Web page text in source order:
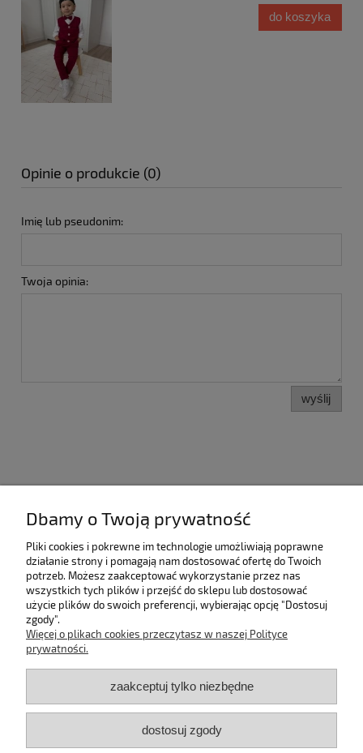
do koszyka
Opinie o produkcie (0)
Imię lub pseudonim:
Twoja opinia:
wyślij
Kategorie
Pomoc
Moje konto
Płatności i dostawa
O nas
Dbamy o Twoją prywatność
Pliki cookies i pokrewne im technologie umożliwiają poprawne
działanie strony i pomagają nam dostosować ofertę do Twoich
potrzeb. Możesz zaakceptować wykorzystanie przez nas
wszystkich tych plików i przejść do sklepu lub dostosować
użycie plików do swoich preferencji, wybierając opcję "Dostosuj
zgody".
Więcej o plikach cookies przeczytasz w naszej Polityce
prywatności.
zaakceptuj tylko niezbędne
dostosuj zgody